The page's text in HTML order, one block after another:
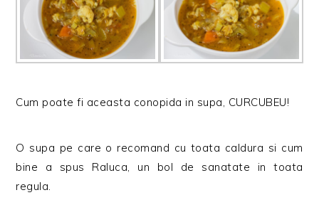
Cum poate fi aceasta conopida in supa, CURCUBEU!
O supa pe care o recomand cu toata caldura si cum
bine a spus Raluca, un bol de sanatate in toata
regula.